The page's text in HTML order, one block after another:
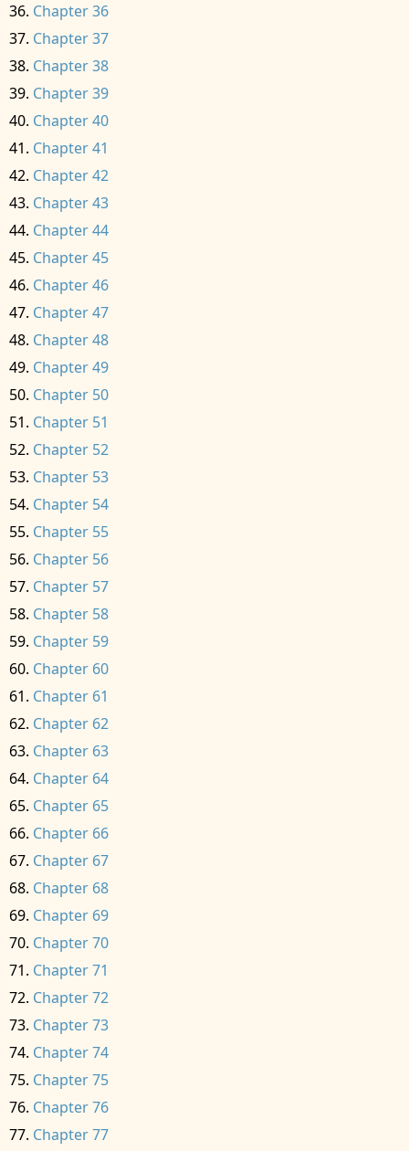
Chapter 36
Chapter 37
Chapter 38
Chapter 39
Chapter 40
Chapter 41
Chapter 42
Chapter 43
Chapter 44
Chapter 45
Chapter 46
Chapter 47
Chapter 48
Chapter 49
Chapter 50
Chapter 51
Chapter 52
Chapter 53
Chapter 54
Chapter 55
Chapter 56
Chapter 57
Chapter 58
Chapter 59
Chapter 60
Chapter 61
Chapter 62
Chapter 63
Chapter 64
Chapter 65
Chapter 66
Chapter 67
Chapter 68
Chapter 69
Chapter 70
Chapter 71
Chapter 72
Chapter 73
Chapter 74
Chapter 75
Chapter 76
Chapter 77